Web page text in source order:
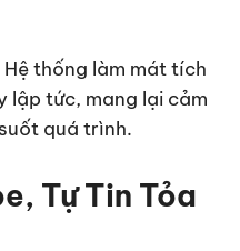
Hệ thống làm mát tích
lập tức, mang lại cảm
quá trình.
Tự Tin Tỏa